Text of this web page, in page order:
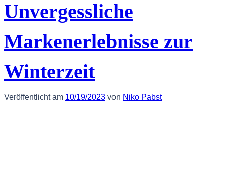
Unvergessliche
Markenerlebnisse zur
Winterzeit
Veröffentlicht am 10/19/2023 von Niko Pabst